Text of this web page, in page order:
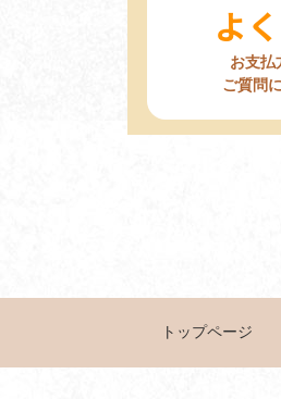
よ
お支払
ご質問
トップページ